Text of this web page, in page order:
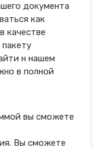
документа
как
качестве
н нашем
в полной
вы сможете
Вы сможете